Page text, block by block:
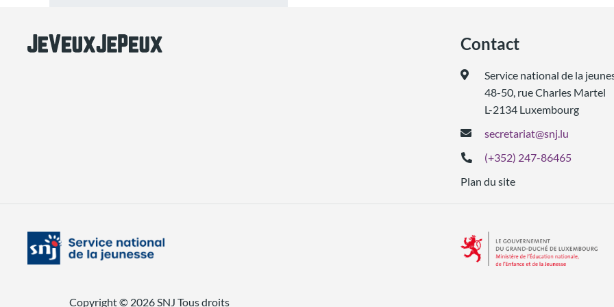
Contact
Service national de la
48-50, rue Charles Martel
L-2134 Luxembourg
secretariat@snj.lu
(+352) 247-86465
Plan du site
Copyright © 2026 SNJ Tous droits